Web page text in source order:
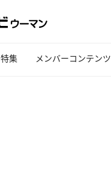
特集 メンバーコンテンツ